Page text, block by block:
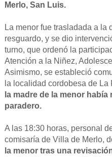
Merlo, San Luis.
La menor fue trasladada a
resguardo, y se dio
turno, que ordenó la
Atención a la Niñez,
Asimismo, se estableció
la localidad cordobesa de La
la madre de la menor
paradero.
A las 18:30 horas, personal
comisaría de Villa de Merlo,
la menor tras una